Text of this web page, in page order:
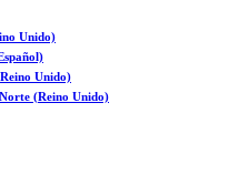
Unido)
Unido)
(Reino Unido)